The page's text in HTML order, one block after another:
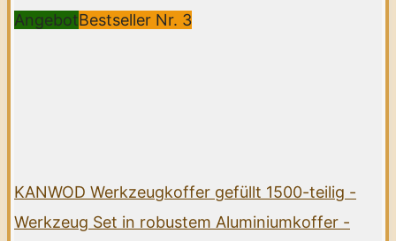
AngebotBestseller Nr. 3
KANWOD Werkzeugkoffer gefüllt 1500-teilig -
Werkzeug Set in robustem Aluminiumkoffer -